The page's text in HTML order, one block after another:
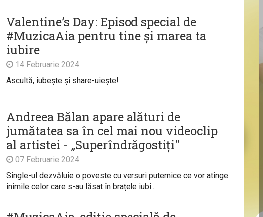
Valentine’s Day: Episod special de
#MuzicaAia pentru tine și marea ta
iubire
14 Februarie 2024
Ascultă, iubește și share-uiește!
Andreea Bălan apare alături de
jumătatea sa în cel mai nou videoclip
al artistei - „Superîndrăgostiți"
07 Februarie 2024
Single-ul dezvăluie o poveste cu versuri puternice ce vor atinge
inimile celor care s-au lăsat în brațele iubi...